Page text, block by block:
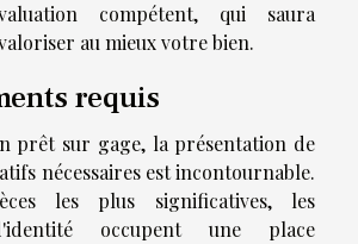
compétent, qui saura
au mieux votre bien.
requis
prêt sur gage, la présentation de
nécessairesest incontournable.
les plus significatives, les
occupent une place